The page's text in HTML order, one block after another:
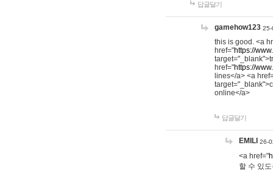
답글달기
gamehow123 25-
this is good. <a
href="https://
href="https://
lines</a> <a
online</a>
답글달기
EMILI 26-
<a href="
할 수 있